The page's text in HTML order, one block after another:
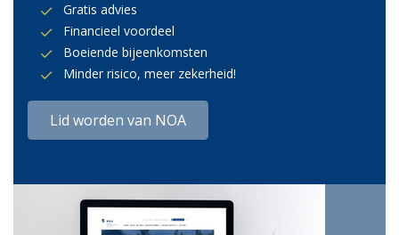
Gratis advies
Financieel voordeel
Boeiende bijeenkomsten
Minder risico, meer zekerheid!
Lid worden van NOA